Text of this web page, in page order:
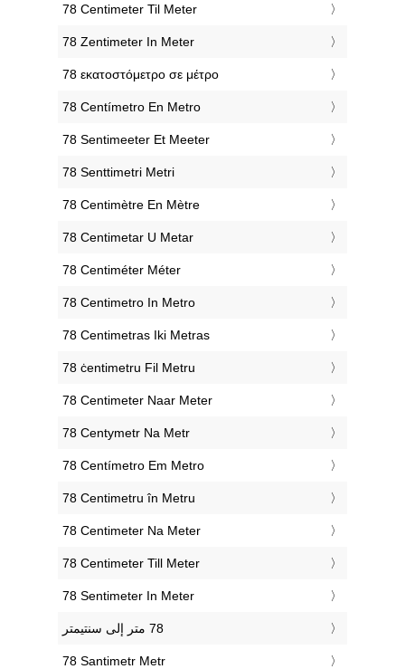
‎78 Centimeter Til Meter
‎78 Zentimeter In Meter
‎78 εκατοστόμετρο σε μέτρο
‎78 Centímetro En Metro
‎78 Sentimeeter Et Meeter
‎78 Senttimetri Metri
‎78 Centimètre En Mètre
‎78 Centimetar U Metar
‎78 Centiméter Méter
‎78 Centimetro In Metro
‎78 Centimetras Iki Metras
‎78 ċentimetru Fil Metru
‎78 Centimeter Naar Meter
‎78 Centymetr Na Metr
‎78 Centímetro Em Metro
‎78 Centimetru în Metru
‎78 Centimeter Na Meter
‎78 Centimeter Till Meter
‎78 Sentimeter In Meter
‎78 Santimetr Metr